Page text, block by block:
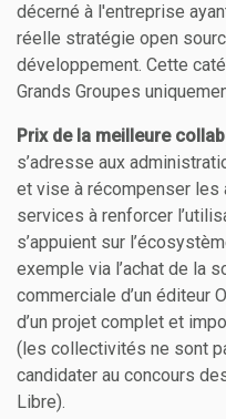
décerné à l'entreprise
réelle stratégie open
développement. Cette
Grands Groupes
Prix de la meilleure
s’adresse aux
et vise à récompenser
services à renforcer
s’appuient sur
exemple via l’achat de la
commerciale d’un éditeur
d’un projet complet et
(les collectivités ne sont
candidater au concours
Libre).